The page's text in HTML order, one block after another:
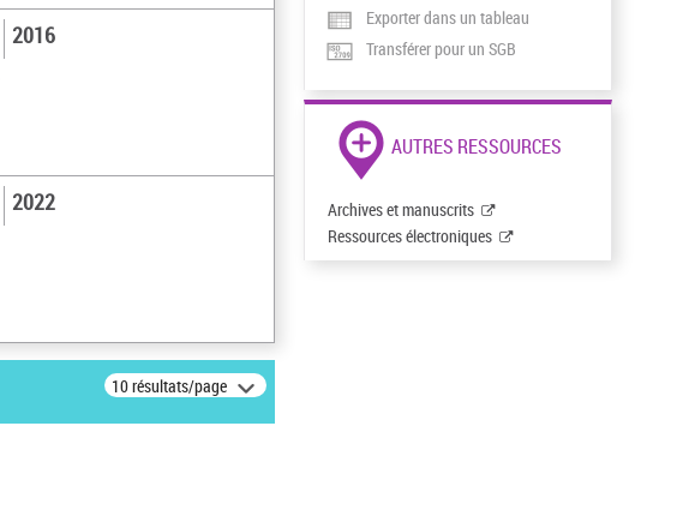
2016
2022
10 résultats/page
Exporter dans un tableau
Transférer pour un SGB
AUTRES RESSOURCES
Archives et manuscrits
Ressources électroniques